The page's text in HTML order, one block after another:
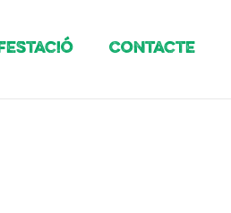
Contacte